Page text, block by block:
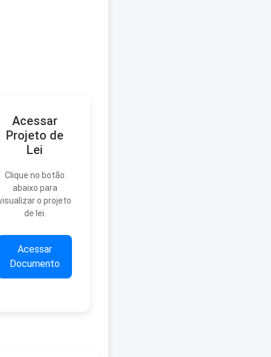
Acessar
Projeto de
Lei
Clique no botão
abaixo para
o projeto
de lei.
Acessar
Documento